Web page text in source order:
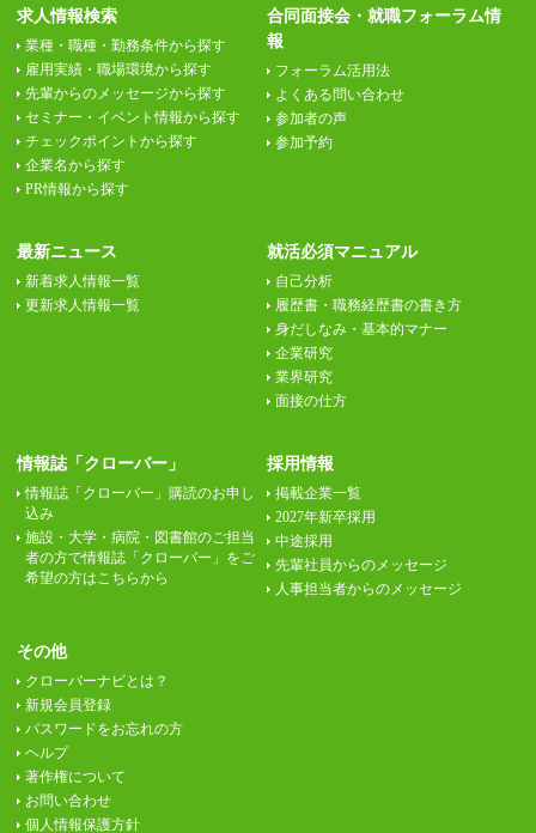
求人情報検索
業種・職種・勤務条件から探す
雇用実績・職場環境から探す
先輩からのメッセージから探す
セミナー・イベント情報から探す
チェックポイントから探す
企業名から探す
PR情報から探す
合同面接会・就職フォーラム情
報
フォーラム活用法
よくある問い合わせ
参加者の声
参加予約
最新ニュース
新着求人情報一覧
更新求人情報一覧
就活必須マニュアル
自己分析
履歴書・職務経歴書の書き方
身だしなみ・基本的マナー
企業研究
業界研究
面接の仕方
情報誌「クローバー」
情報誌「クローバー」購読のお申し
込み
施設・大学・病院・図書館のご担当
者の方で情報誌「クローバー」をご
希望の方はこちらから
採用情報
掲載企業一覧
2027年新卒採用
中途採用
先輩社員からのメッセージ
人事担当者からのメッセージ
その他
クローバーナビとは？
新規会員登録
パスワードをお忘れの方
ヘルプ
著作権について
お問い合わせ
個人情報保護方針